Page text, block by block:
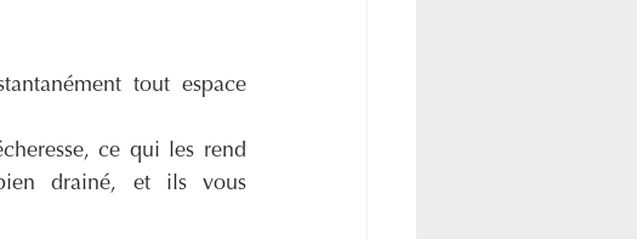
tout espace
ce qui les rend
drainé, et ils vous